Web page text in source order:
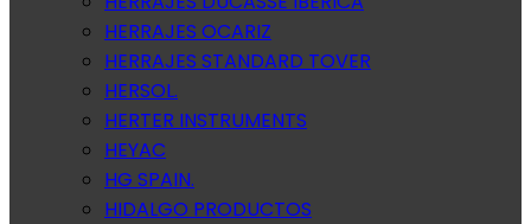
HERRAJES OCARIZ
HERRAJES STANDARD TOVER
HERSOL.
HERTER INSTRUMENTS
HEYAC
HG SPAIN.
HIDALGO PRODUCTOS